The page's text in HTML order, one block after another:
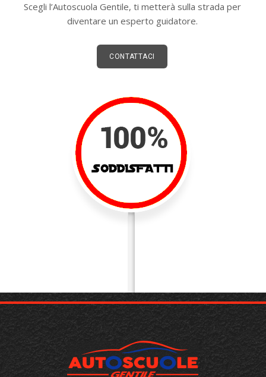
Scegli l’Autoscuola Gentile, ti metterà sulla strada per
diventare un esperto guidatore.
CONTATTACI